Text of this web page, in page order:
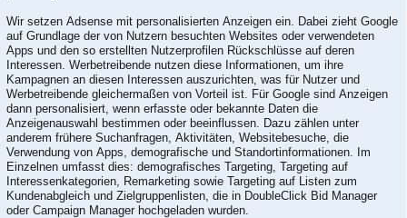
Wir setzen Adsense mit personalisierten Anzeigen ein. Dabei zieht Google
auf Grundlage der von Nutzern besuchten Websites oder verwendeten
Apps und den so erstellten Nutzerprofilen Rückschlüsse auf deren
Interessen. Werbetreibende nutzen diese Informationen, um ihre
Kampagnen an diesen Interessen auszurichten, was für Nutzer und
Werbetreibende gleichermaßen von Vorteil ist. Für Google sind Anzeigen
dann personalisiert, wenn erfasste oder bekannte Daten die
Anzeigenauswahl bestimmen oder beeinflussen. Dazu zählen unter
anderem frühere Suchanfragen, Aktivitäten, Websitebesuche, die
Verwendung von Apps, demografische und Standortinformationen. Im
Einzelnen umfasst dies: demografisches Targeting, Targeting auf
Interessenkategorien, Remarketing sowie Targeting auf Listen zum
Kundenabgleich und Zielgruppenlisten, die in DoubleClick Bid Manager
oder Campaign Manager hochgeladen wurden.